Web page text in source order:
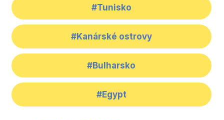
#Tunisko
#Kanárské ostrovy
#Bulharsko
#Egypt